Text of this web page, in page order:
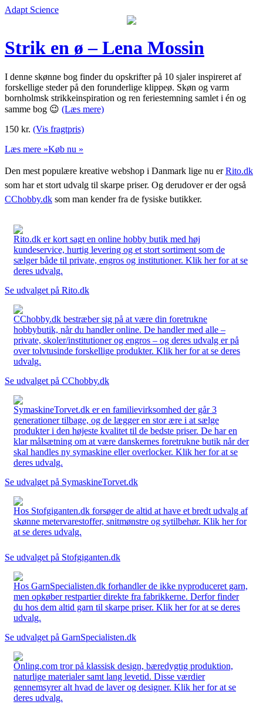
Adapt Science
Strik en ø – Lena Mossin
I denne skønne bog finder du opskrifter på 10 sjaler inspireret af
forskellige steder på den forunderlige klippeø. Skøn og varm
bornholmsk strikkeinspiration og ren feriestemning samlet i én og
samme bog 😉 (Læs mere)
150 kr. (Vis fragtpris)
Læs mere »Køb nu »
Den mest populære kreative webshop i Danmark lige nu erRito.dk
som har et stort udvalg til skarpe priser. Og derudover er der også
CChobby.dk som man kender fra de fysiske butikker.
Rito.dk er kort sagt en online hobby butik med høj
kundeservice, hurtig levering og et stort sortiment som de
sælger både til private, engros og institutioner. Klik her for at se
deres udvalg.
Se udvalget på Rito.dk
CChobby.dk bestræber sig på at være din foretrukne
hobbybutik, når du handler online. De handler med alle –
private, skoler/institutioner og engros – og deres udvalg er på
over tolvtusinde forskellige produkter. Klik her for at se deres
udvalg.
Se udvalget på CChobby.dk
SymaskineTorvet.dk er en familievirksomhed der går 3
generationer tilbage, og de lægger en stor ære i at sælge
produkter i den højeste kvalitet til de bedste priser. De har en
klar målsætning om at være danskernes foretrukne butik når der
skal handles ny symaskine eller overlocker. Klik her for at se
deres udvalg.
Se udvalget på SymaskineTorvet.dk
Hos Stofgiganten.dk forsøger de altid at have et bredt udvalg af
skønne metervarestoffer, snitmønstre og sytilbehør. Klik her for
at se deres udvalg.
Se udvalget på Stofgiganten.dk
Hos GarnSpecialisten.dk forhandler de ikke nyproduceret garn,
men opkøber restpartier direkte fra fabrikkerne. Derfor finder
du hos dem altid garn til skarpe priser. Klik her for at se deres
udvalg.
Se udvalget på GarnSpecialisten.dk
Önling.com tror på klassisk design, bæredygtig produktion,
naturlige materialer samt lang levetid. Disse værdier
gennemsyrer alt hvad de laver og designer. Klik her for at se
deres udvalg.